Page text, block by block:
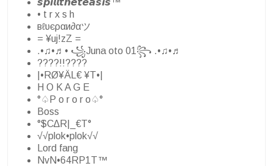
• t r x s h
вℓυєραи∂αツ
= ¥uj!zZ =
.•♫•♬• ꧁Juna oto 01꧂ .•♫•♬
????!!????
|•RØ¥ÄL€ ¥T•|
H O K A G E
°♤P o r o r o♤°
Boss
°$C∆R|_€T°
√√plok•plok√√
Lord fang
NvN•64RP1T™